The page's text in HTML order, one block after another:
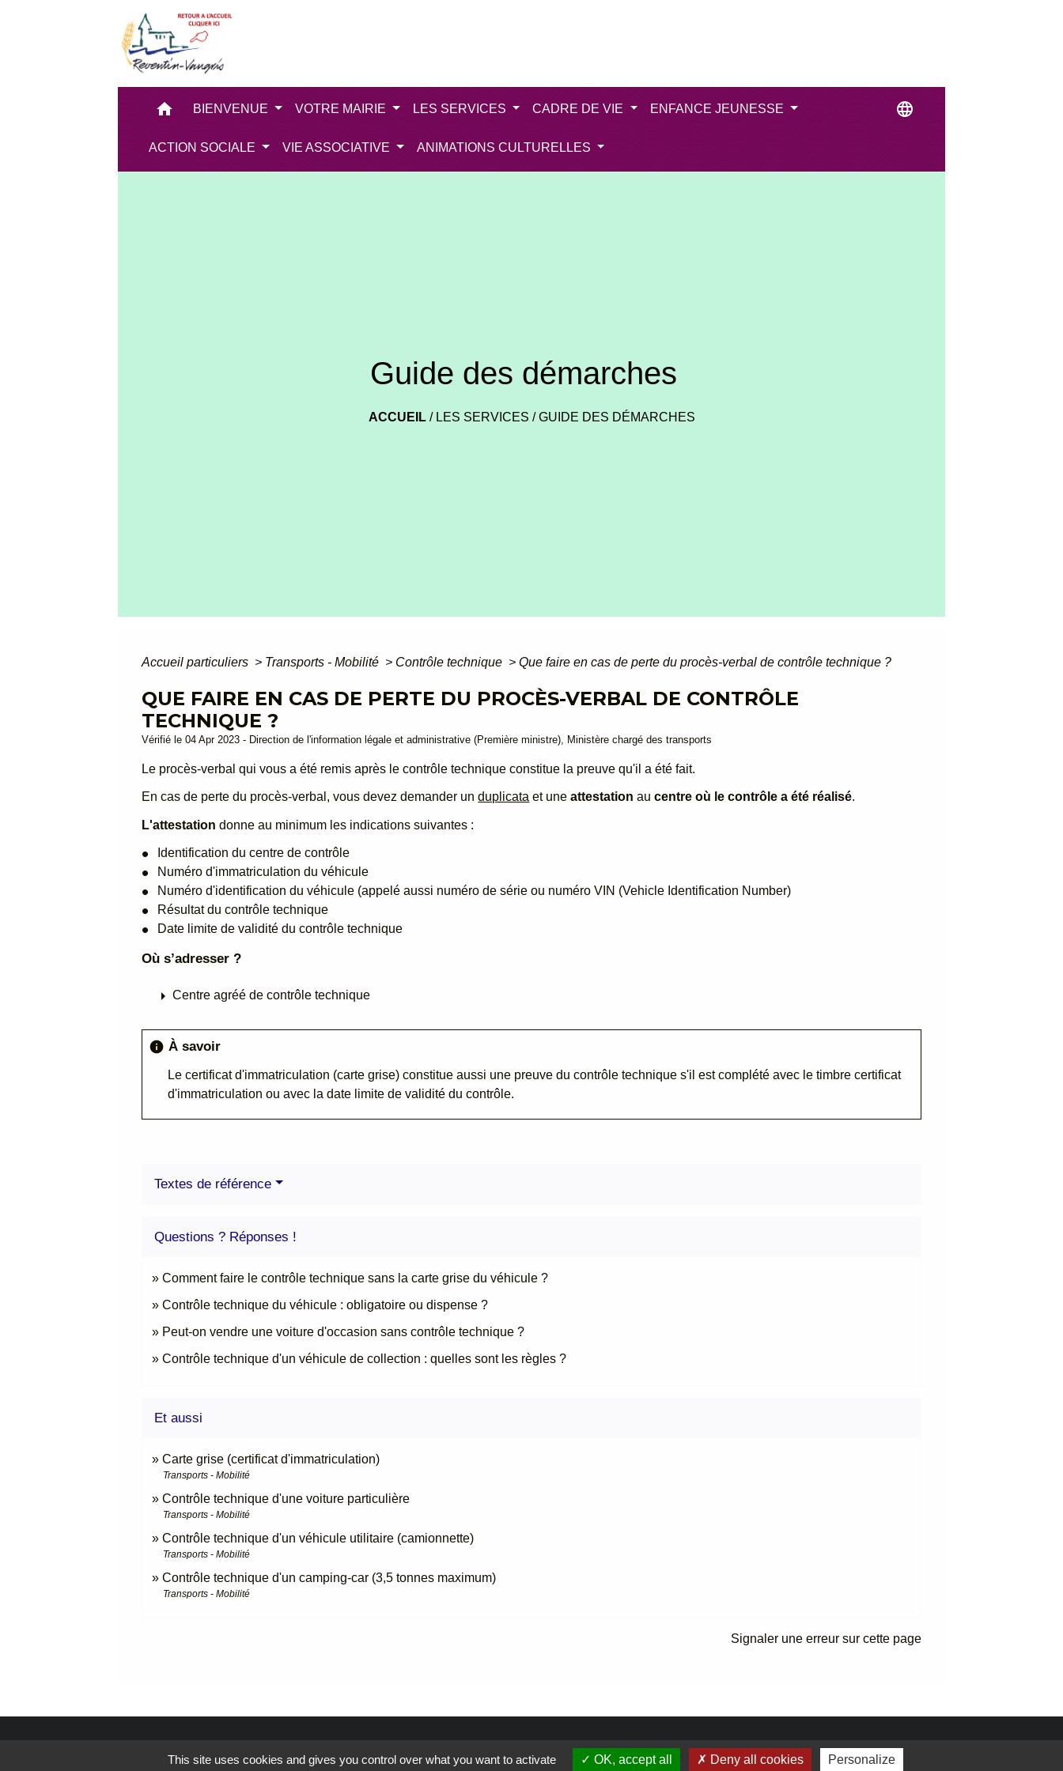
home BIENVENUE VOTRE MAIRIE LES SERVICES CADRE DE VIE ENFANCE JEUNESSE
ACTION SOCIALE VIE ASSOCIATIVE ANIMATIONS CULTURELLES
language
Guide des démarches
ACCUEIL/ LES SERVICES /GUIDE DES DÉMARCHES
Accueil particuliers > Transports - Mobilité > Contrôle technique > Que faire en cas de perte du procès-verbal de contrôle technique ?
QUE FAIRE EN CAS DE PERTE DU PROCÈS-VERBAL DE CONTRÔLE
TECHNIQUE ?
Vérifié le 04 Apr 2023 - Direction de l'information légale et administrative (Première ministre), Ministère chargé des transports
Le procès-verbal qui vous a été remis après le contrôle technique constitue la preuve qu'il a été fait.
En cas de perte du procès-verbal, vous devez demander unduplicata et uneattestation aucentre où le contrôle a été réalisé.
L'attestation donne au minimum les indications suivantes :
Identification du centre de contrôle
Numéro d'immatriculation du véhicule
Numéro d'identification du véhicule (appelé aussi numéro de série ou numéro VIN (Vehicle Identification Number)
Résultat du contrôle technique
Date limite de validité du contrôle technique
Où s’adresser ?
arrow_rightCentre agréé de contrôle technique
info À savoir
Le certificat d'immatriculation (carte grise) constitue aussi une preuve du contrôle technique s'il est complété avec le timbre certificat
d'immatriculation ou avec la date limite de validité du contrôle.
Textes de référence
Questions ? Réponses !
Comment faire le contrôle technique sans la carte grise du véhicule ?
Contrôle technique du véhicule : obligatoire ou dispense ?
Peut-on vendre une voiture d'occasion sans contrôle technique ?
Contrôle technique d'un véhicule de collection : quelles sont les règles ?
Et aussi
Carte grise (certificat d'immatriculation)
Transports - Mobilité
Contrôle technique d'une voiture particulière
Transports - Mobilité
Contrôle technique d'un véhicule utilitaire (camionnette)
Transports - Mobilité
Contrôle technique d'un camping-car (3,5 tonnes maximum)
Transports - Mobilité
Signaler une erreur sur cette page
Contacts Liens Jumelages
This site uses cookies and gives you control over what you want to activate OK, accept all Deny all cookies Personalize